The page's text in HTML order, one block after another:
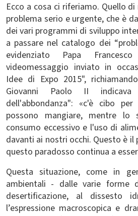
Ecco a cosa ci riferiamo. Quello
problema serio e urgente, che è
dei vari programmi di sviluppo
a passare nel catalogo dei
evidenziato Papa
videomessaggio inviato in
Idee di Expo 2015",
Giovanni Paolo II indicava
dell'abbondanza": «c'è cibo
possono mangiare, mentre
consumo eccessivo e l'uso di
davanti ai nostri occhi. Questo è
questo paradosso continua a
Questa situazione, come in
ambientali - dalle varie forme
desertificazione, al dissesto
l’espressione macroscopica e